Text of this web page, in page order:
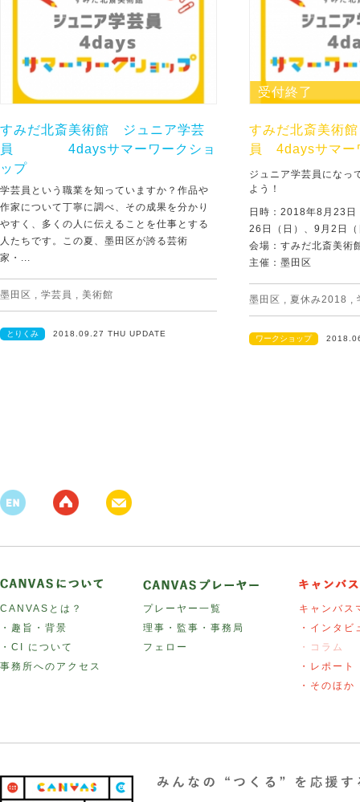
すみだ北斎美術館 ジュニア学芸
員 4daysサマーワークショ
ップ
学芸員という職業を知っていますか？作品や
作家について丁寧に調べ、その成果を分かり
やすく、多くの人に伝えることを仕事とする
人たちです。この夏、墨田区が誇る芸術
家・...
墨田区 , 学芸員 , 美術館
とりくみ 2018.09.27 THU UPDATE
受付終了
すみだ北斎美術
員 4daysサマー
ジュニア学芸員になっ
よう！
日時：2018年8月23
26日（日）、9月2日（
会場：すみだ北斎美術
主催：墨田区
墨田区 , 夏休み2018 ,
ワークショップ
CANVASとは？
・趣旨・背景
・CI について
事務所へのアクセス
プレーヤー一覧
理事・監事・事務局
フェロー
キャンバス
・インタビ
・コラム
・レポート
・そのほか